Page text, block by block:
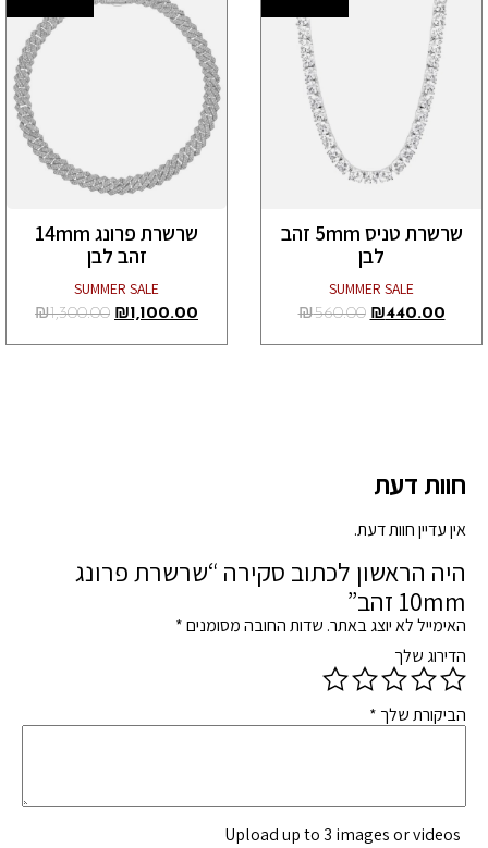
שרשרת טניס 5mm זהב
לבן
SUMMER SALE
₪440.00
₪560.00
שרשרת פרונג 14mm
זהב לבן
SUMMER SALE
₪1,100.00
₪1,300.00
חוות דעת
אין עדיין חוות דעת.
היה הראשון לכתוב סקירה “שרשרת פרונג
10mm זהב”
האימייל לא יוצג באתר. שדות החובה מסומנים*
הדירוג שלך
הביקורת שלך *
Upload up to 3 images or videos